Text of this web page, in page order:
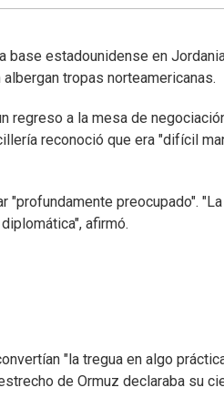
base estadounidense en
tropas norteamericanas.
regreso a la mesa de
reconoció que era "difícil
preocupado".
afirmó.
"la tregua en algo
de Ormuz declaraba su